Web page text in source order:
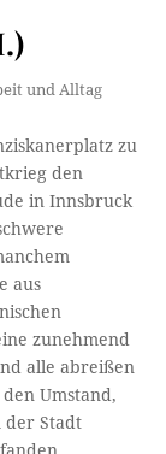
und Alltag
zu
den
in Innsbruck
aus
zunehmend
alle abreißen
Umstand,
der Stadt